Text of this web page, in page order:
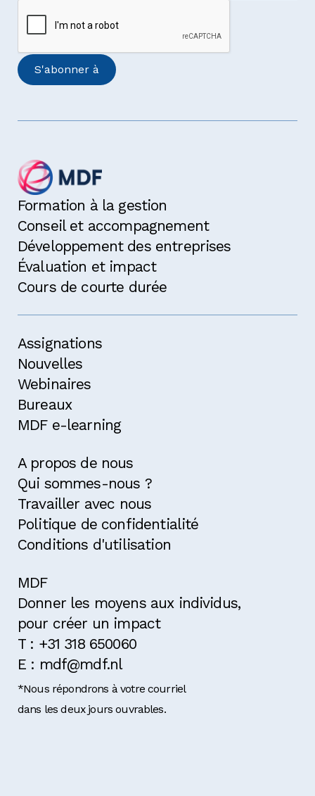
Formation à la gestion
Conseil et accompagnement
Développement des entreprises
Évaluation et impact
Cours de courte durée
Assignations
Nouvelles
Webinaires
Bureaux
MDF e-learning
A propos de nous
Qui sommes-nous ?
Travailler avec nous
Politique de confidentialité
Conditions d'utilisation
MDF
Donner les moyens aux individus,
pour créer un impact
T : +31 318 650060
E : mdf@mdf.nl
*Nous répondrons à votre courriel
dans les deux jours ouvrables.